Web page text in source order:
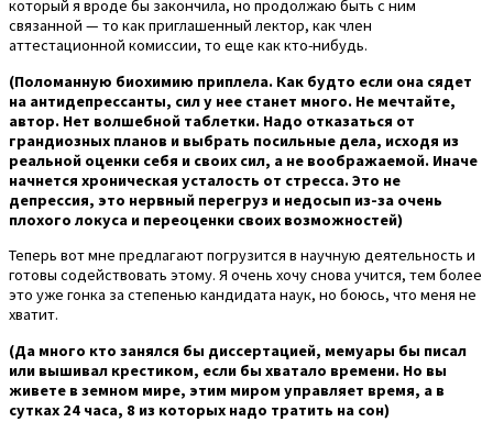
который я вроде бы закончила, но продолжаю быть с ним
связанной — то как приглашенный лектор, как член
аттестационной комиссии, то еще как кто-нибудь.
(Поломанную биохимию приплела. Как будто если она сядет
на антидепрессанты, сил у нее станет много. Не мечтайте,
автор. Нет волшебной таблетки. Надо отказаться от
грандиозных планов и выбрать посильные дела, исходя из
реальной оценки себя и своих сил, а не воображаемой. Иначе
начнется хроническая усталость от стресса. Это не
депрессия, это нервный перегруз и недосып из-за очень
плохого локуса и переоценки своих возможностей)
Теперь вот мне предлагают погрузится в научную деятельность и
готовы содействовать этому. Я очень хочу снова учится, тем более
это уже гонка за степенью кандидата наук, но боюсь, что меня не
хватит.
(Да много кто занялся бы диссертацией, мемуары бы писал
или вышивал крестиком, если бы хватало времени. Но вы
живете в земном мире, этим миром управляет время, а в
сутках 24 часа, 8 из которых надо тратить на сон)